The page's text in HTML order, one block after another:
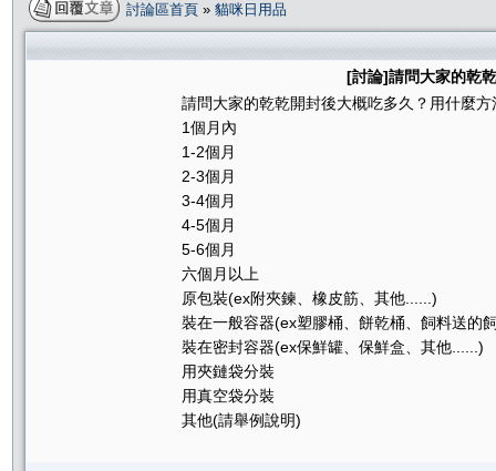
討論區首頁 » 貓咪日用品
[討論]請問大家的乾
請問大家的乾乾開封後大概吃多久？用什麼方
1個月內
1-2個月
2-3個月
3-4個月
4-5個月
5-6個月
六個月以上
原包裝(ex附夾鍊、橡皮筋、其他......)
裝在一般容器(ex塑膠桶、餅乾桶、飼料送的
裝在密封容器(ex保鮮罐、保鮮盒、其他......)
用夾鏈袋分裝
用真空袋分裝
其他(請舉例說明)